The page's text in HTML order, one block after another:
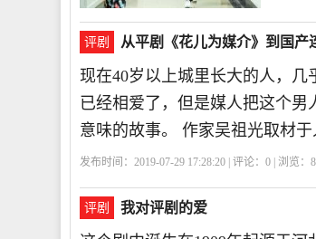
评剧 从平剧《花儿为媒介》到国产
现在40岁以上城里长大的人，
已经相爱了，但是媒人把这个
意味的故事。 作家吴祖光取材于
发布时间：2019-07-29 17:28:20 | 评论： 0 | 浏览：
评剧 我对评剧的爱